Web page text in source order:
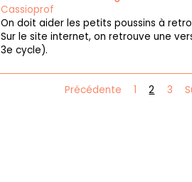
Cassioprof
On doit aider les petits poussins à
Sur le site internet, on retrouve une
3e cycle).
Précédente 1 2 3